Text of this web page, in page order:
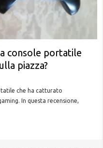
console portatile
piazza?
che ha catturato
In questa recensione,